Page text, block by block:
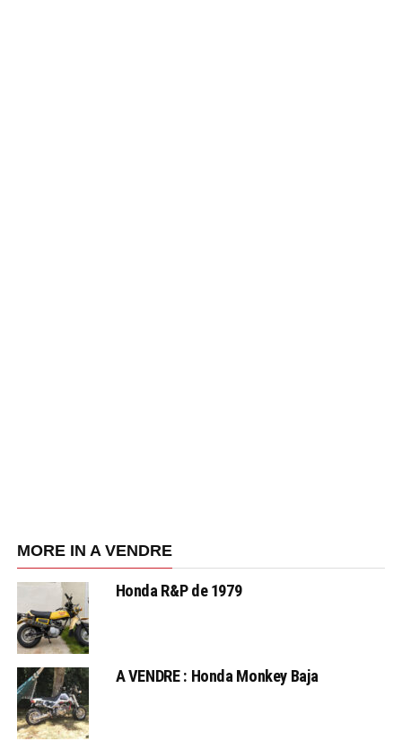
MORE IN A VENDRE
Honda R&P de 1979
A VENDRE : Honda Monkey Baja